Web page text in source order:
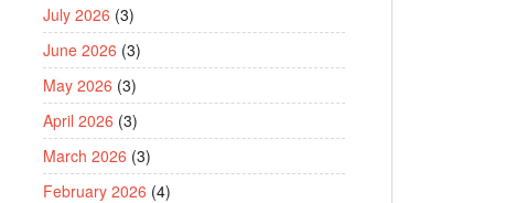
July 2026 (3)
June 2026 (3)
May 2026 (3)
April 2026 (3)
March 2026 (3)
February 2026 (4)